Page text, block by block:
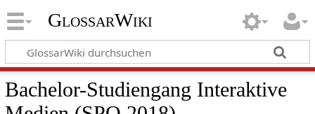
GlossarWiki
Bachelor-Studiengang Interaktive